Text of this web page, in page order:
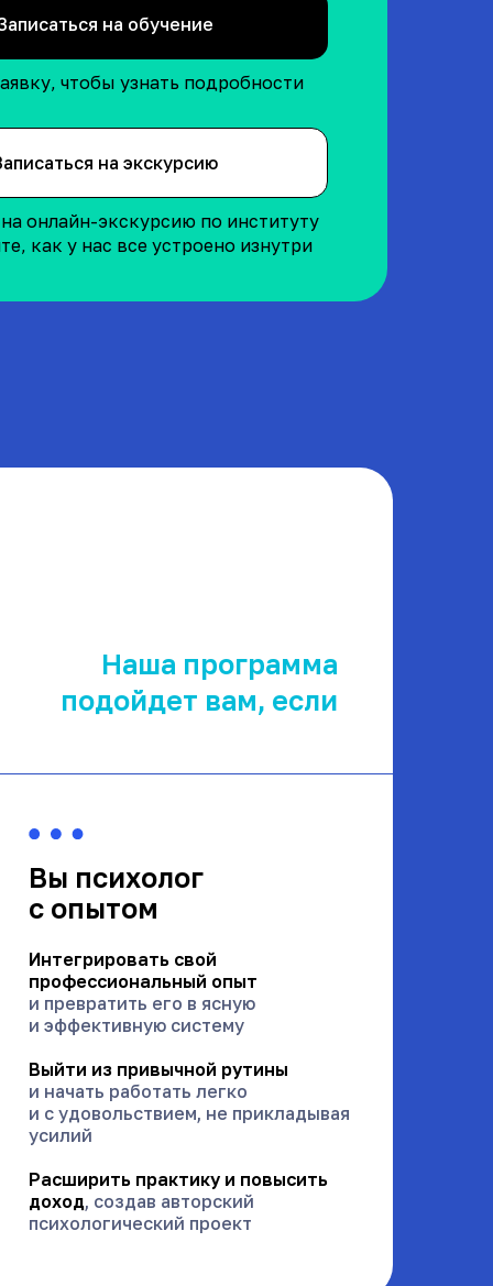
чтобы узнать подробности
на экскурсию
на обучение
онлайн-экскурсию по институту
как у нас все устроено изнутри
Наша программа
подойдет вам, если
Вы психолог
с опытом
Интегрировать свой
профессиональный опыт
и превратить его в ясную
и эффективную систему
Выйти из привычной рутины
и начать работать легко
и с удовольствием, не прикладывая
усилий
Расширить практику и повысить
доход, создав авторский
психологический проект